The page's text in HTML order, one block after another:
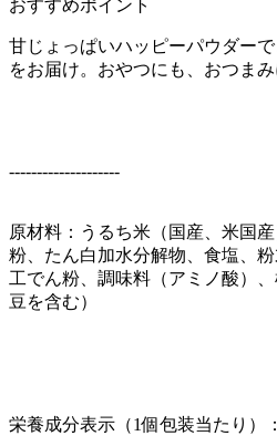
おすすめポイント
甘じょっぱいハッピーパウダー
をお届け。おやつにも、おつまみ
--------------------
原材料：うるち米（国産、米国
粉、たん白加水分解物、食塩、
工でん粉、調味料（アミノ酸）
豆を含む）
栄養成分表示（1個包装当たり）